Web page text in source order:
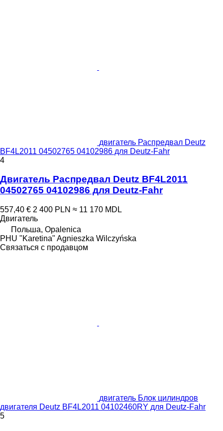
двигатель Распредвал Deutz
BF4L2011 04502765 04102986 для Deutz-Fahr
4
Двигатель Распредвал Deutz BF4L2011
04502765 04102986 для Deutz-Fahr
557,40 € 2 400 PLN ≈ 11 170 MDL
Двигатель
Польша, Opalenica
PHU "Karetina" Agnieszka Wilczyńska
Связаться с продавцом
двигатель Блок цилиндров
двигателя Deutz BF4L2011 04102460RY для Deutz-Fahr
5